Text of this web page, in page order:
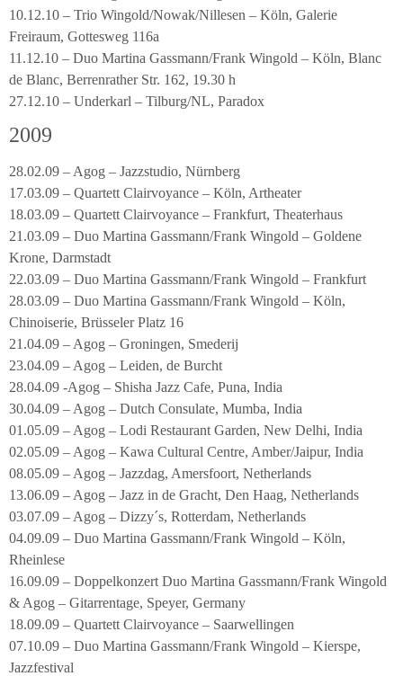
10.12.10 – Trio Wingold/Nowak/Nillesen – Köln, Galerie
Freiraum, Gottesweg 116a
11.12.10 – Duo Martina Gassmann/Frank Wingold – Köln, Blanc
de Blanc, Berrenrather Str. 162, 19.30 h
27.12.10 – Underkarl – Tilburg/NL, Paradox
2009
28.02.09 – Agog – Jazzstudio, Nürnberg
17.03.09 – Quartett Clairvoyance – Köln, Artheater
18.03.09 – Quartett Clairvoyance – Frankfurt, Theaterhaus
21.03.09 – Duo Martina Gassmann/Frank Wingold – Goldene
Krone, Darmstadt
22.03.09 – Duo Martina Gassmann/Frank Wingold – Frankfurt
28.03.09 – Duo Martina Gassmann/Frank Wingold – Köln,
Chinoiserie, Brüsseler Platz 16
21.04.09 – Agog – Groningen, Smederij
23.04.09 – Agog – Leiden, de Burcht
28.04.09 -Agog – Shisha Jazz Cafe, Puna, India
30.04.09 – Agog – Dutch Consulate, Mumba, India
01.05.09 – Agog – Lodi Restaurant Garden, New Delhi, India
02.05.09 – Agog – Kawa Cultural Centre, Amber/Jaipur, India
08.05.09 – Agog – Jazzdag, Amersfoort, Netherlands
13.06.09 – Agog – Jazz in de Gracht, Den Haag, Netherlands
03.07.09 – Agog – Dizzy´s, Rotterdam, Netherlands
04.09.09 – Duo Martina Gassmann/Frank Wingold – Köln,
Rheinlese
16.09.09 – Doppelkonzert Duo Martina Gassmann/Frank Wingold
& Agog – Gitarrentage, Speyer, Germany
18.09.09 – Quartett Clairvoyance – Saarwellingen
07.10.09 – Duo Martina Gassmann/Frank Wingold – Kierspe,
Jazzfestival